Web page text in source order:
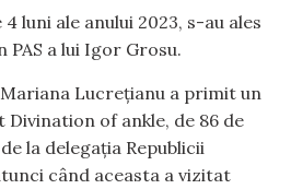
luni ale anului 2023, s-au ales
a lui Igor Grosu.
Lucrețianu a primit un
of ankle, de 86 de
la delegația Republicii
când aceasta a vizitat